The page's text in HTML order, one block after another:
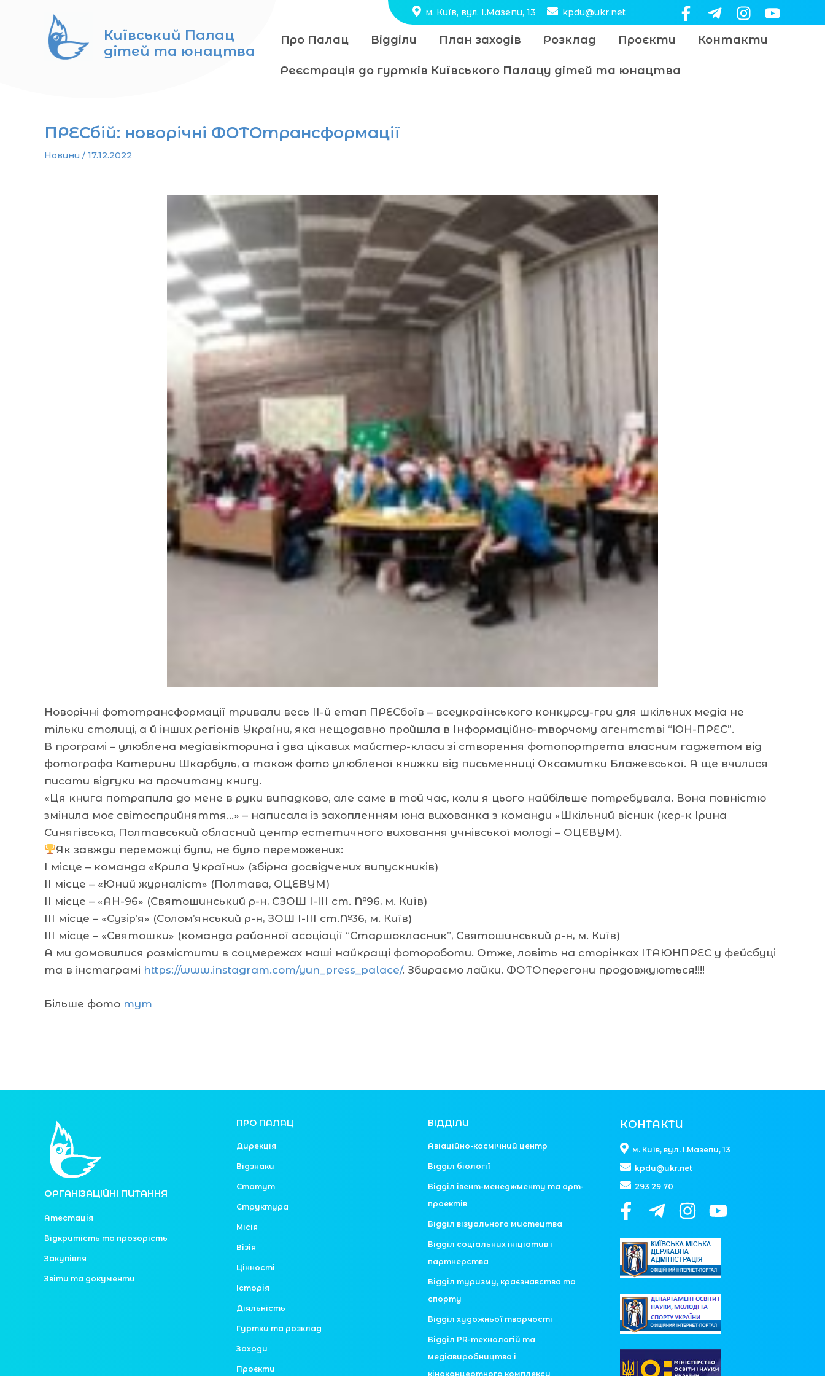
м. Київ, вул. І.Мазепи, 13 kpdu@ukr.net
Київський Палац
дітей та юнацтва
Про Палац Відділи План заходів Розклад Проєкти Контакти
Реєстрація до гуртків Київського Палацу дітей та юнацтва
ПРЕСбій: новорічні ФОТОтрансформації
Новини / 17.12.2022
Новорічні фототрансформації тривали весь ІІ-й етап ПРЕСбоїв – всеукраїнського конкурсу-гри для шкільних медіа не
тільки столиці, а й інших регіонів України, яка нещодавно пройшла в Інформаційно-творчому агентстві “ЮН-ПРЕС”.
В програмі – улюблена медіавікторина і два цікавих майстер-класи зі створення фотопортрета власним гаджетом від
фотографа Катерини Шкарбуль, а також фото улюбленої книжки від письменниці Оксамитки Блажевської. А ще вчилися
писати відгуки на прочитану книгу.
«Ця книга потрапила до мене в руки випадково, але саме в той час, коли я цього найбільше потребувала. Вона повністю
змінила моє світосприйняття…» – написала із захопленням юна вихованка з команди «Шкільний вісник (кер-к Ірина
Синягівська, Полтавський обласний центр естетичного виховання учнівської молоді – ОЦЕВУМ).
Як завжди переможці були, не було переможених:
І місце – команда «Крила України» (збірна досвідчених випускників)
ІІ місце – «Юний журналіст» (Полтава, ОЦЕВУМ)
ІІ місце – «АН-96» (Святошинський р-н, СЗОШ І-ІІІ ст. №96, м. Київ)
ІІІ місце – «Сузір’я» (Солом’янський р-н, ЗОШ І-ІІІ ст.№36, м. Київ)
ІІІ місце – «Святошки» (команда районної асоціації “Старшокласник”, Святошинський р-н, м. Київ)
А ми домовилися розмістити в соцмережах наші найкращі фотороботи. Отже, ловіть на сторінках ІТАЮНПРЕС у фейсбуці
та в інстаграмі https://www.instagram.com/yun_press_palace/. Збираємо лайки. ФОТОперегони продовжуються!!!!
Більше фото тут
ОРГАНІЗАЦІЙНІ ПИТАННЯ
Атестація
Відкритість та прозорість
Закупівля
Звіти та документи
ПРО ПАЛАЦ
Дирекція
Відзнаки
Статут
Структура
Місія
Візія
Цінності
Історія
Діяльність
Гуртки та розклад
Заходи
Проєкти
ВІДДІЛИ
Авіаційно-космічний центр
Відділ біології
Відділ івент-менеджменту та арт-
проектів
Відділ візуального мистецтва
Відділ соціальних ініціатив і
партнерства
Відділ туризму, краєзнавства та
спорту
Відділ художньої творчості
Відділ PR-технологій та
медіавиробництва і
кіноконцертного комплексу
КОНТАКТИ
м. Київ, вул. І.Мазепи, 13
kpdu@ukr.net
293 29 70